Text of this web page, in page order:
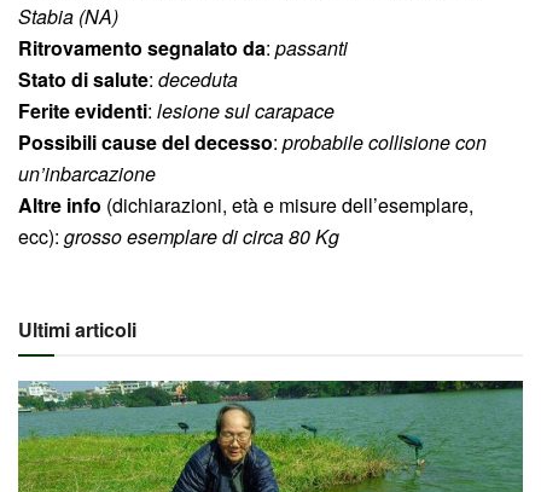
Stabia (NA)
Ritrovamento segnalato da: passanti
Stato di salute: deceduta
Ferite evidenti: lesione sul carapace
Possibili cause del decesso: probabile collisione con
un’inbarcazione
Altre info (dichiarazioni, età e misure dell’esemplare,
ecc): grosso esemplare di circa 80 Kg
Ultimi articoli